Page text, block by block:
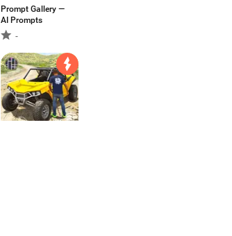
Prompt Gallery —
AI Prompts
-